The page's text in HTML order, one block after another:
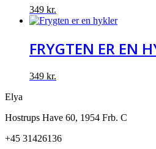
349 kr.
FRYGTEN ER EN
349 kr.
Elya
Hostrups Have 60, 1954 Frb. C
+45 31426136